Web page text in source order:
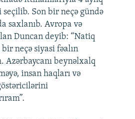
Son bir neçə gündə
saxlanıb. Avropa və
Duncan deyib: “Natiq
neçə siyasi fəalın
Azərbaycanı beynəlxalq
insan haqları və